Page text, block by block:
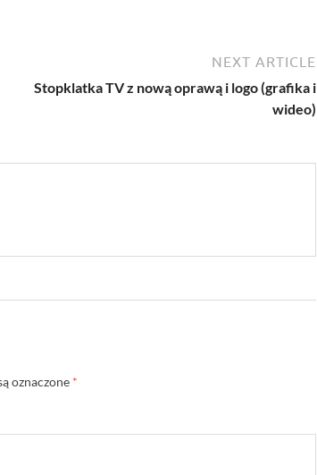
NEXT ARTICLE
Stopklatka TV z nową oprawą i logo (grafika i
wideo)
oznaczone *